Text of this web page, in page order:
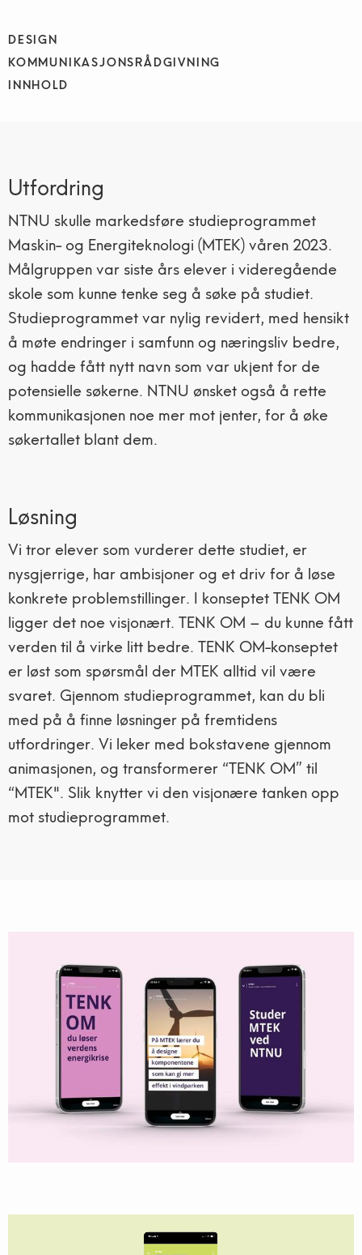
DESIGN
KOMMUNIKASJONSRÅDGIVNING
INNHOLD
Utfordring
NTNU skulle markedsføre studieprogrammet
Maskin- og Energiteknologi (MTEK) våren 2023.
Målgruppen var siste års elever i videregående
skole som kunne tenke seg å søke på studiet.
Studieprogrammet var nylig revidert, med hensikt
å møte endringer i samfunn og næringsliv bedre,
og hadde fått nytt navn som var ukjent for de
potensielle søkerne. NTNU ønsket også å rette
kommunikasjonen noe mer mot jenter, for å øke
søkertallet blant dem.
Løsning
Vi tror elever som vurderer dette studiet, er
nysgjerrige, har ambisjoner og et driv for å løse
konkrete problemstillinger. I konseptet TENK OM
ligger det noe visjonært. TENK OM – du kunne fått
verden til å virke litt bedre. TENK OM-konseptet
er løst som spørsmål der MTEK alltid vil være
svaret. Gjennom studieprogrammet, kan du bli
med på å finne løsninger på fremtidens
utfordringer. Vi leker med bokstavene gjennom
animasjonen, og transformerer “TENK OM” til
“MTEK". Slik knytter vi den visjonære tanken opp
mot studieprogrammet.